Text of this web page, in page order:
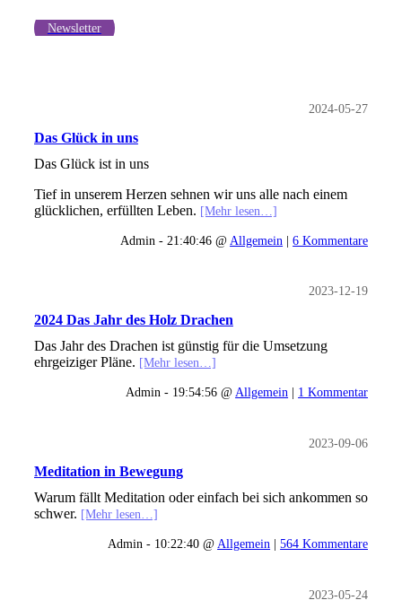
Newsletter
2024-05-27
Das Glück in uns
Das Glück ist in uns
Tief in unserem Herzen sehnen wir uns alle nach einem
glücklichen, erfüllten Leben. [Mehr lesen…]
Admin - 21:40:46 @ Allgemein |6 Kommentare
2023-12-19
2024 Das Jahr des Holz Drachen
Das Jahr des Drachen ist günstig für die Umsetzung
ehrgeiziger Pläne. [Mehr lesen…]
Admin - 19:54:56 @ Allgemein | 1 Kommentar
2023-09-06
Meditation in Bewegung
Warum fällt Meditation oder einfach bei sich ankommen so
schwer. [Mehr lesen…]
Admin - 10:22:40 @Allgemein |564 Kommentare
2023-05-24